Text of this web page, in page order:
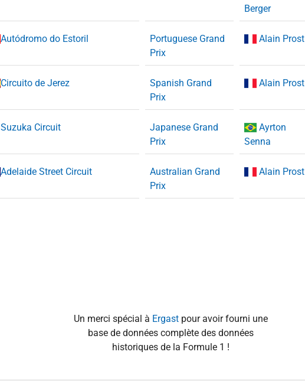
Berger
Autódromo do Estoril
Portuguese Grand
Prix
Alain Prost
Circuito de Jerez
Spanish Grand
Prix
Alain Prost
Suzuka Circuit
Japanese Grand
Prix
Ayrton
Senna
Adelaide Street Circuit
Australian Grand
Prix
Alain Prost
Un merci spécial à Ergast pour avoir fourni une
base de données complète des données
historiques de la Formule 1 !